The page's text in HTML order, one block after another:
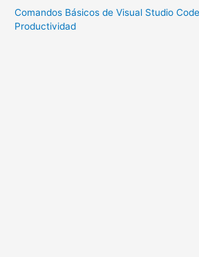
Git.
GNU/Linux
Comandos Básicos de Visual Studio
Productividad